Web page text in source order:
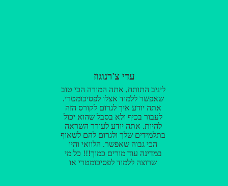
ועל זה, אני מודה לך מקרב לב! לא
יותר לעבור איתו תקופה זו! ממליצה
מכל הלב, אתם לא תתחרטו !
עדי צ'רנוגוז
ליניב התותח, אתה המורה הכי טוב
שאפשר ללמוד אצלו לפסיכומטרי.
אתה יודע איך לגרום לקורס הזה
לעבור בכיף ולא בסבל שהוא יכול
להיות. אתה יודע לעורר השראה
בתלמידים שלך ולגרום להם לשאוף
הכי גבוה שאפשר. הלוואי והיו
במדינה עוד מורים כמוך!!! כל מי
שרוצה ללמוד לפסיכומטרי או